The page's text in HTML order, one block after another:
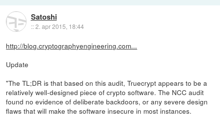
Satoshi
::2. apr 2015, 18:44
http://blog.cryptographyengineering.com...
Update
"The TL;DR is that based on this audit, Truecrypt appears to be a
relatively well-designed piece of crypto software. The NCC audit
found no evidence of deliberate backdoors, or any severe design
flaws that will make the software insecure in most instances.